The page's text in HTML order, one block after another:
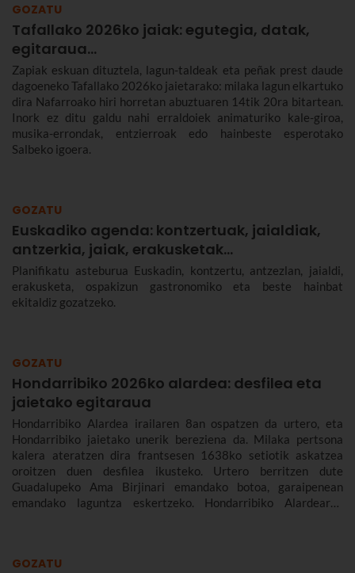
GOZATU
Tafallako 2026ko jaiak: egutegia, datak,
egitaraua...
Zapiak eskuan dituztela, lagun-taldeak eta peñak prest daude
dagoeneko Tafallako 2026ko jaietarako: milaka lagun elkartuko
dira Nafarroako hiri horretan abuztuaren 14tik 20ra bitartean.
Inork ez ditu galdu nahi erraldoiek animaturiko kale-giroa,
musika-errondak, entzierroak edo hainbeste esperotako
Salbeko igoera.
GOZATU
Euskadiko agenda: kontzertuak, jaialdiak,
antzerkia, jaiak, erakusketak…
Planifikatu asteburua Euskadin, kontzertu, antzezlan, jaialdi,
erakusketa, ospakizun gastronomiko eta beste hainbat
ekitaldiz gozatzeko.
GOZATU
Hondarribiko 2026ko alardea: desfilea eta
jaietako egitaraua
Hondarribiko Alardea irailaren 8an ospatzen da urtero, eta
Hondarribiko jaietako unerik bereziena da. Milaka pertsona
kalera ateratzen dira frantsesen 1638ko setiotik askatzea
oroitzen duen desfilea ikusteko. Urtero berritzen dute
Guadalupeko Ama Birjinari emandako botoa, garaipenean
emandako laguntza eskertzeko. Hondarribiko Alardearen
GOZATU